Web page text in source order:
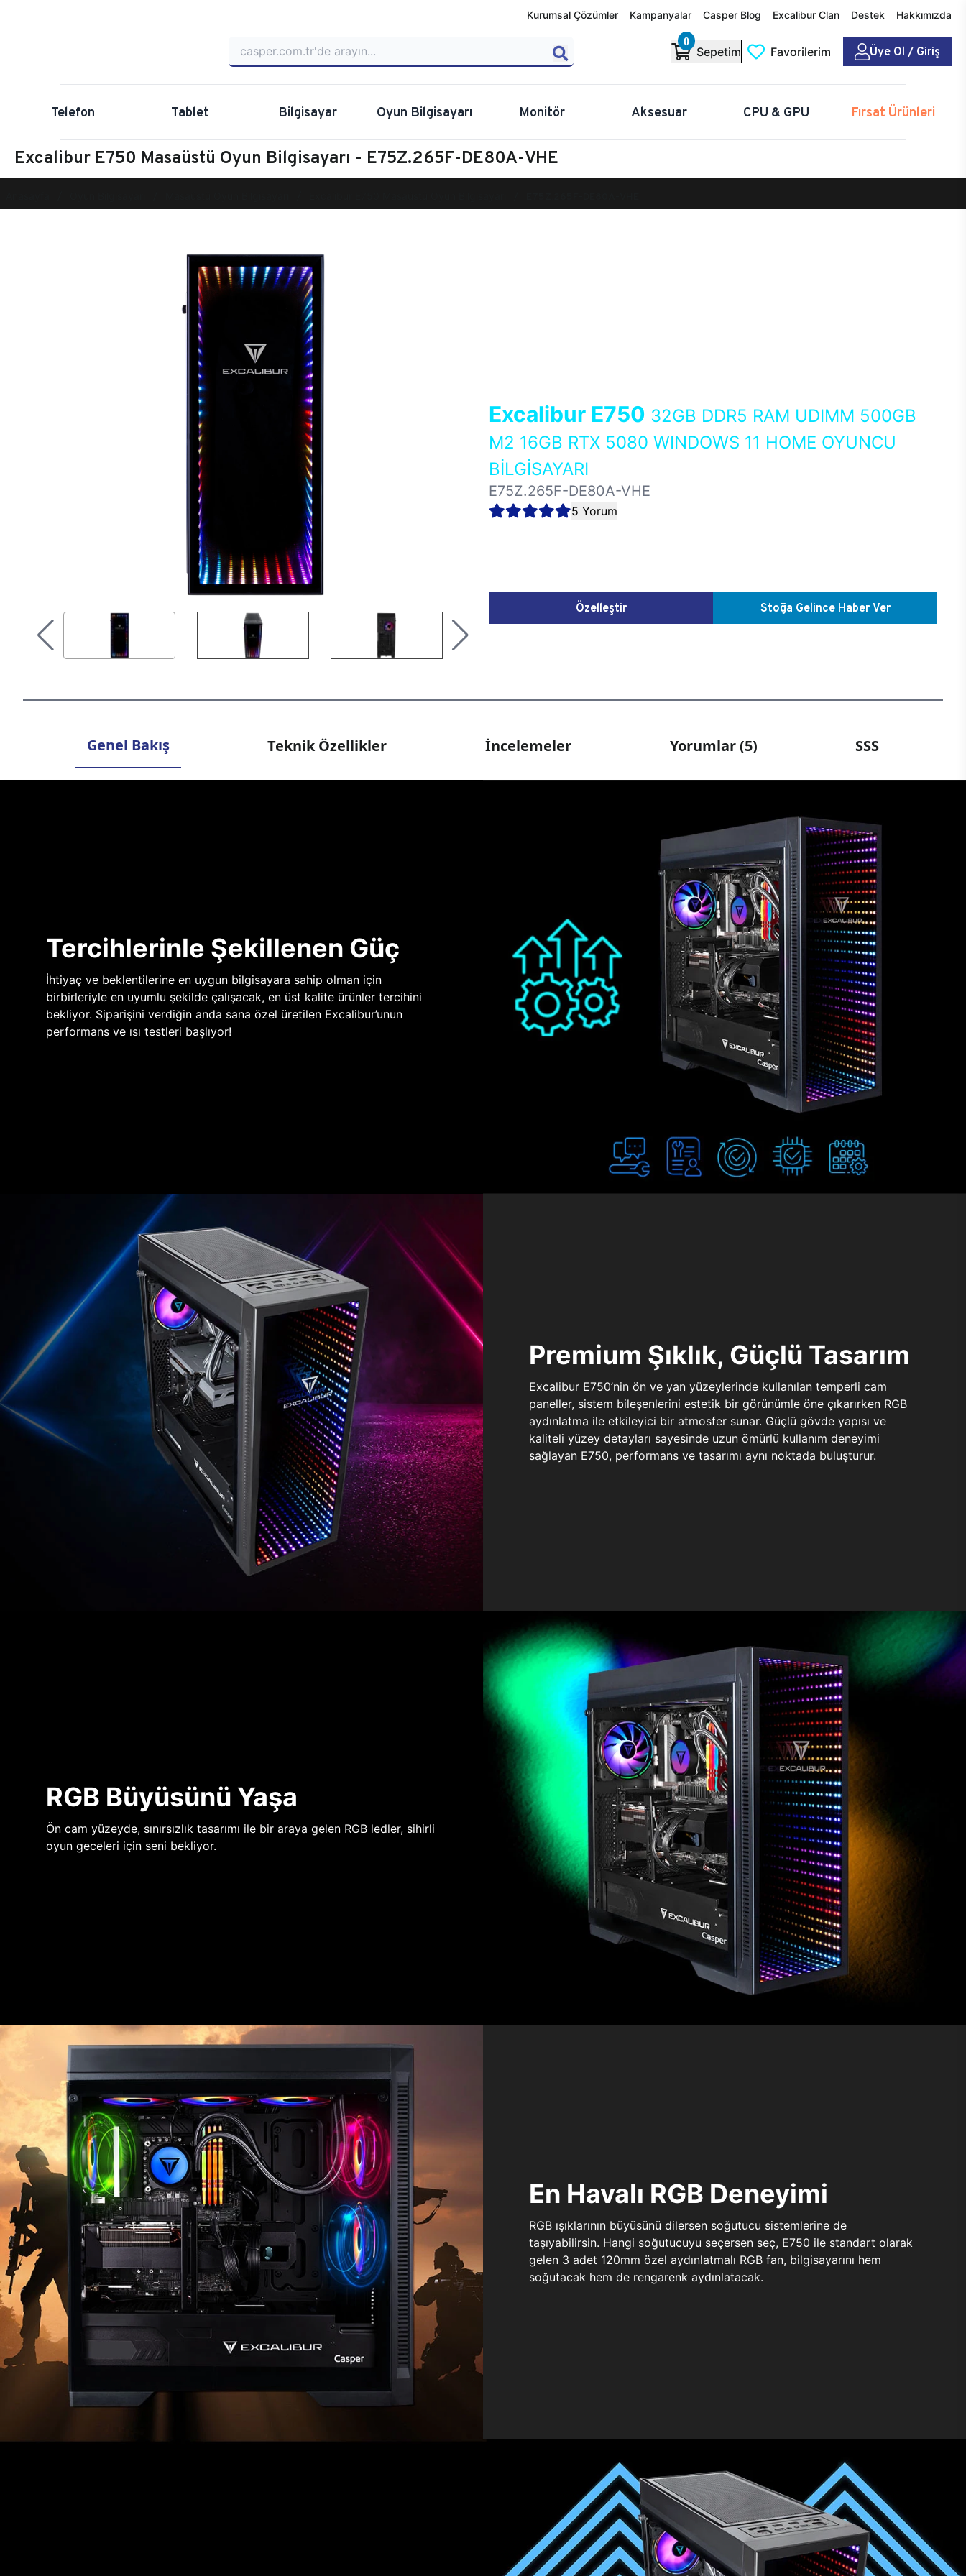
Kurumsal Çözümler Kampanyalar Casper Blog Excalibur Clan Destek Hakkımızda
0
Sepetim Favorilerim Üye Ol / Giriş
Telefon Tablet Bilgisayar Oyun Bilgisayarı Monitör Aksesuar CPU & GPU Fırsat Ürünleri
Excalibur E750 Masaüstü Oyun Bilgisayarı - E75Z.265F-DE80A-VHE
Excalibur E750 32GB DDR5 RAM UDIMM 500GB
M2 16GB RTX 5080 WINDOWS 11 HOME OYUNCU
BİLGİSAYARI
E75Z.265F-DE80A-VHE
5 Yorum
Özelleştir Stoğa Gelince Haber Ver
Genel Bakış Teknik Özellikler İncelemeler Yorumlar (5) SSS
Tercihlerinle Şekillenen Güç
İhtiyaç ve beklentilerine en uygun bilgisayara sahip olman için
birbirleriyle en uyumlu şekilde çalışacak, en üst kalite ürünler tercihini
bekliyor. Siparişini verdiğin anda sana özel üretilen Excalibur’unun
performans ve ısı testleri başlıyor!
Premium Şıklık, Güçlü Tasarım
Excalibur E750’nin ön ve yan yüzeylerinde kullanılan temperli cam
paneller, sistem bileşenlerini estetik bir görünümle öne çıkarırken RGB
aydınlatma ile etkileyici bir atmosfer sunar. Güçlü gövde yapısı ve
kaliteli yüzey detayları sayesinde uzun ömürlü kullanım deneyimi
sağlayan E750, performans ve tasarımı aynı noktada buluşturur.
RGB Büyüsünü Yaşa
Ön cam yüzeyde, sınırsızlık tasarımı ile bir araya gelen RGB ledler, sihirli
oyun geceleri için seni bekliyor.
En Havalı RGB Deneyimi
RGB ışıklarının büyüsünü dilersen soğutucu sistemlerine de
taşıyabilirsin. Hangi soğutucuyu seçersen seç, E750 ile standart olarak
gelen 3 adet 120mm özel aydınlatmalı RGB fan, bilgisayarını hem
soğutacak hem de rengarenk aydınlatacak.